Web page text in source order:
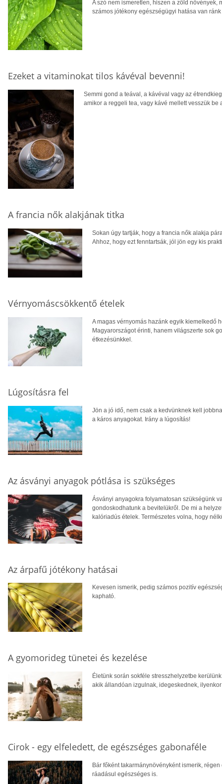
A szó nem ismeretlen, hiszen a zöld növények,
számos jótékony egészségügyi hatása van
Ezeket a vitaminokat tilos kávéval bevenni!
Semmi gond a teával, a kávéval vagy az
amikor a reggeli tea, vagy kávé mellett vesszük
A francia nők alakjának titka
Sokan úgy tartják, hogy a francia nők alakja
Ahhoz, hogy ezt fenntartsák, jól jön egy kis
Vérnyomáscsökkentő ételek
A magas vérnyomás hazánk egyik kiemelkedő
Magyarországot érinti, hanem világszerte sok
étkezésünkkel.
Lúgosításra fel
Jön a jó idő, nem csak a kedvünknek kell
a káros anyagokat. Irány a lúgosítás!
Az ásványi anyagok pótlása is szükséges
Ásványi anyagokra folyamatosan szükségünk
gondoskodhatunk a bevitelükről. De mi a
kalóriadús ételek. Természetes volna, hogy
Az árpafű jótékony hatásai
Kevesen ismerik, pedig számos pozitív
kapható.
A gyomorideg tünetei és kezelése
Életünk során sokféle stresszhelyzetbe
akik állandóan izgulnak, idegeskednek,
Cirok - egy elfeledett, de egészséges gabonaféle
Bár főként takarmánynövényként ismerik,
ráadásul egészséges is.